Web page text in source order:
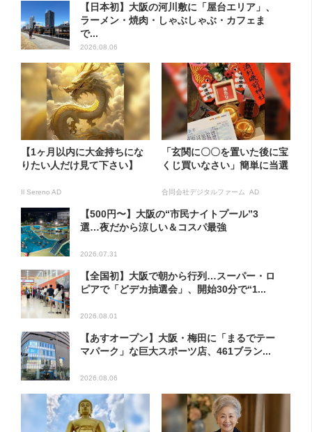
【日本初】大阪の河川敷に「屋台エリア」、
ラーメン・焼肉・しゃぶしゃぶ・カフェま
で...
2026.08.06
【1ヶ月以内に大金持ちにな
りたい人だけ見て下さい】
Il Sereno AD
「玄関に〇〇を置いた後に宝
くじ買いなさい」簡単に当選
合同会社デジタルファーム AD
【500円〜】大阪の“市民ナイトプール”3
選…夜だから涼しい＆コスパ最強
2026.07.31
【全国初】大阪で朝から行列…スーパー・ロ
ピアで「どデカ抽選会」、開始30分で“1...
2026.08.01
【あすオープン】大阪・梅田に「まるでテー
マパーク」な巨大スポーツ店、461ブラン...
2026.08.06